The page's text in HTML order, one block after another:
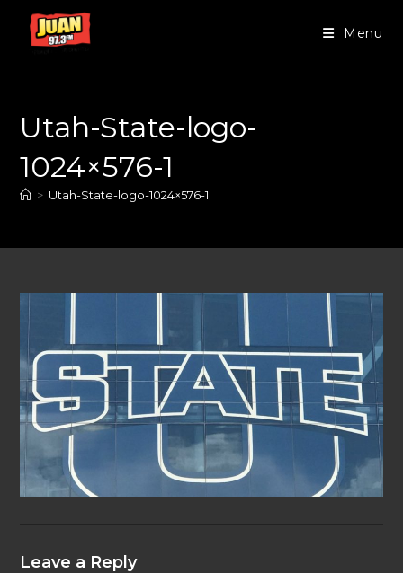
Menu
Utah-State-logo-
1024×576-1
> Utah-State-logo-1024×576-1
Leave a Reply